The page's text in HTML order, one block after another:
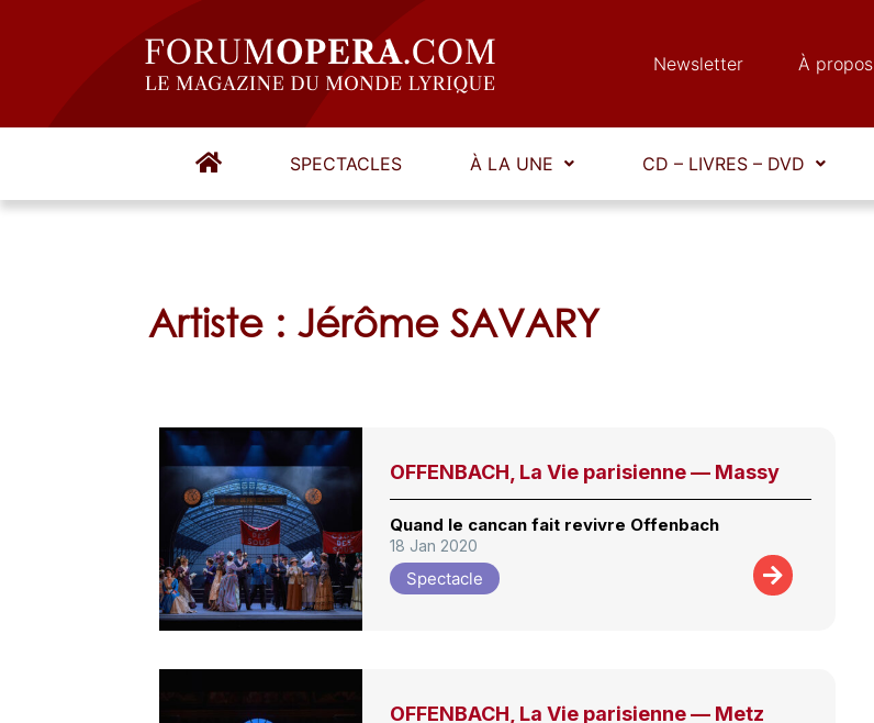
Newsletter À propos
SPECTACLES À LA UNE CD – LIVRES – DVD
Artiste : Jérôme SAVARY
OFFENBACH, La Vie parisienne — Massy
Quand le cancan fait revivre Offenbach
18 Jan 2020
Spectacle
OFFENBACH, La Vie parisienne — Metz